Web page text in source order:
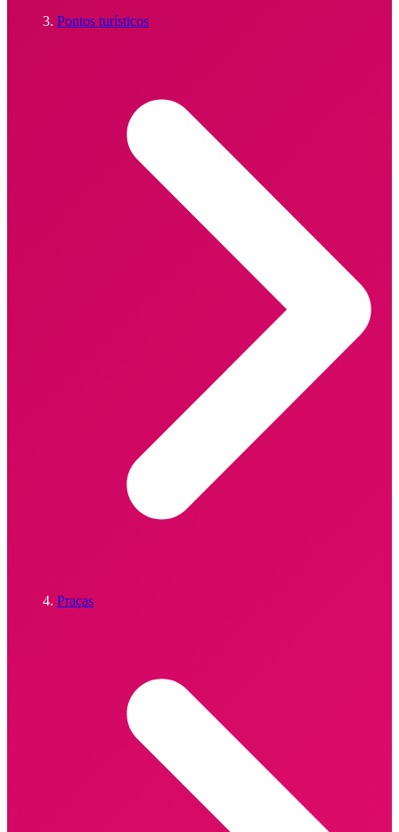
Pontos turísticos
Praças